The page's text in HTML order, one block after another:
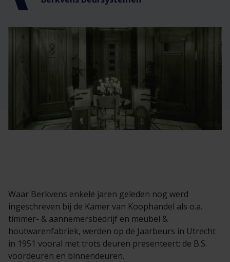
Veelgestelde vragen
Brochures
Technische documentatie
Waar Berkvens enkele jaren geleden nog werd
ingeschreven bij de Kamer van Koophandel als o.a.
timmer- & aannemersbedrijf en meubel &
houtwarenfabriek, werden op de Jaarbeurs in Utrecht
in 1951 vooral met trots deuren presenteert: de B.S.
voordeuren en binnendeuren.